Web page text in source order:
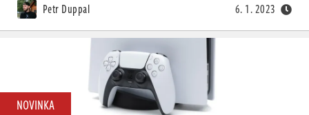
Petr Duppal 6. 1. 2023
NOVINKA